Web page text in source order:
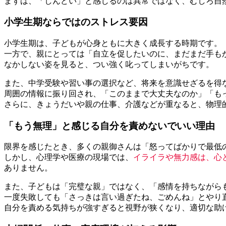
小学生期ならではのストレス要因
小学生期は、子どもが心身ともに大きく成長する時期です。
一方で、親にとっては「自立を促したいのに、まだまだ手
なかしない姿を見ると、つい強く叱ってしまいがちです。
また、中学受験や習い事の選択など、将来を意識せざるを
周囲の情報に振り回され、「このままで大丈夫なのか」「
さらに、きょうだいや親の仕事、介護などが重なると、物
「もう無理」と感じる自分を責めないでいい理由
限界を感じたとき、多くの親御さんは「怒ってばかりで最
しかし、心理学や医療の現場では、 イライラや無力感は、心
ありません。
また、子どもは「完璧な親」ではなく、「感情を持ちなが
一度失敗しても「さっきは言い過ぎたね、ごめんね」とや
自分を責める気持ちが強すぎると視野が狭くなり、適切な